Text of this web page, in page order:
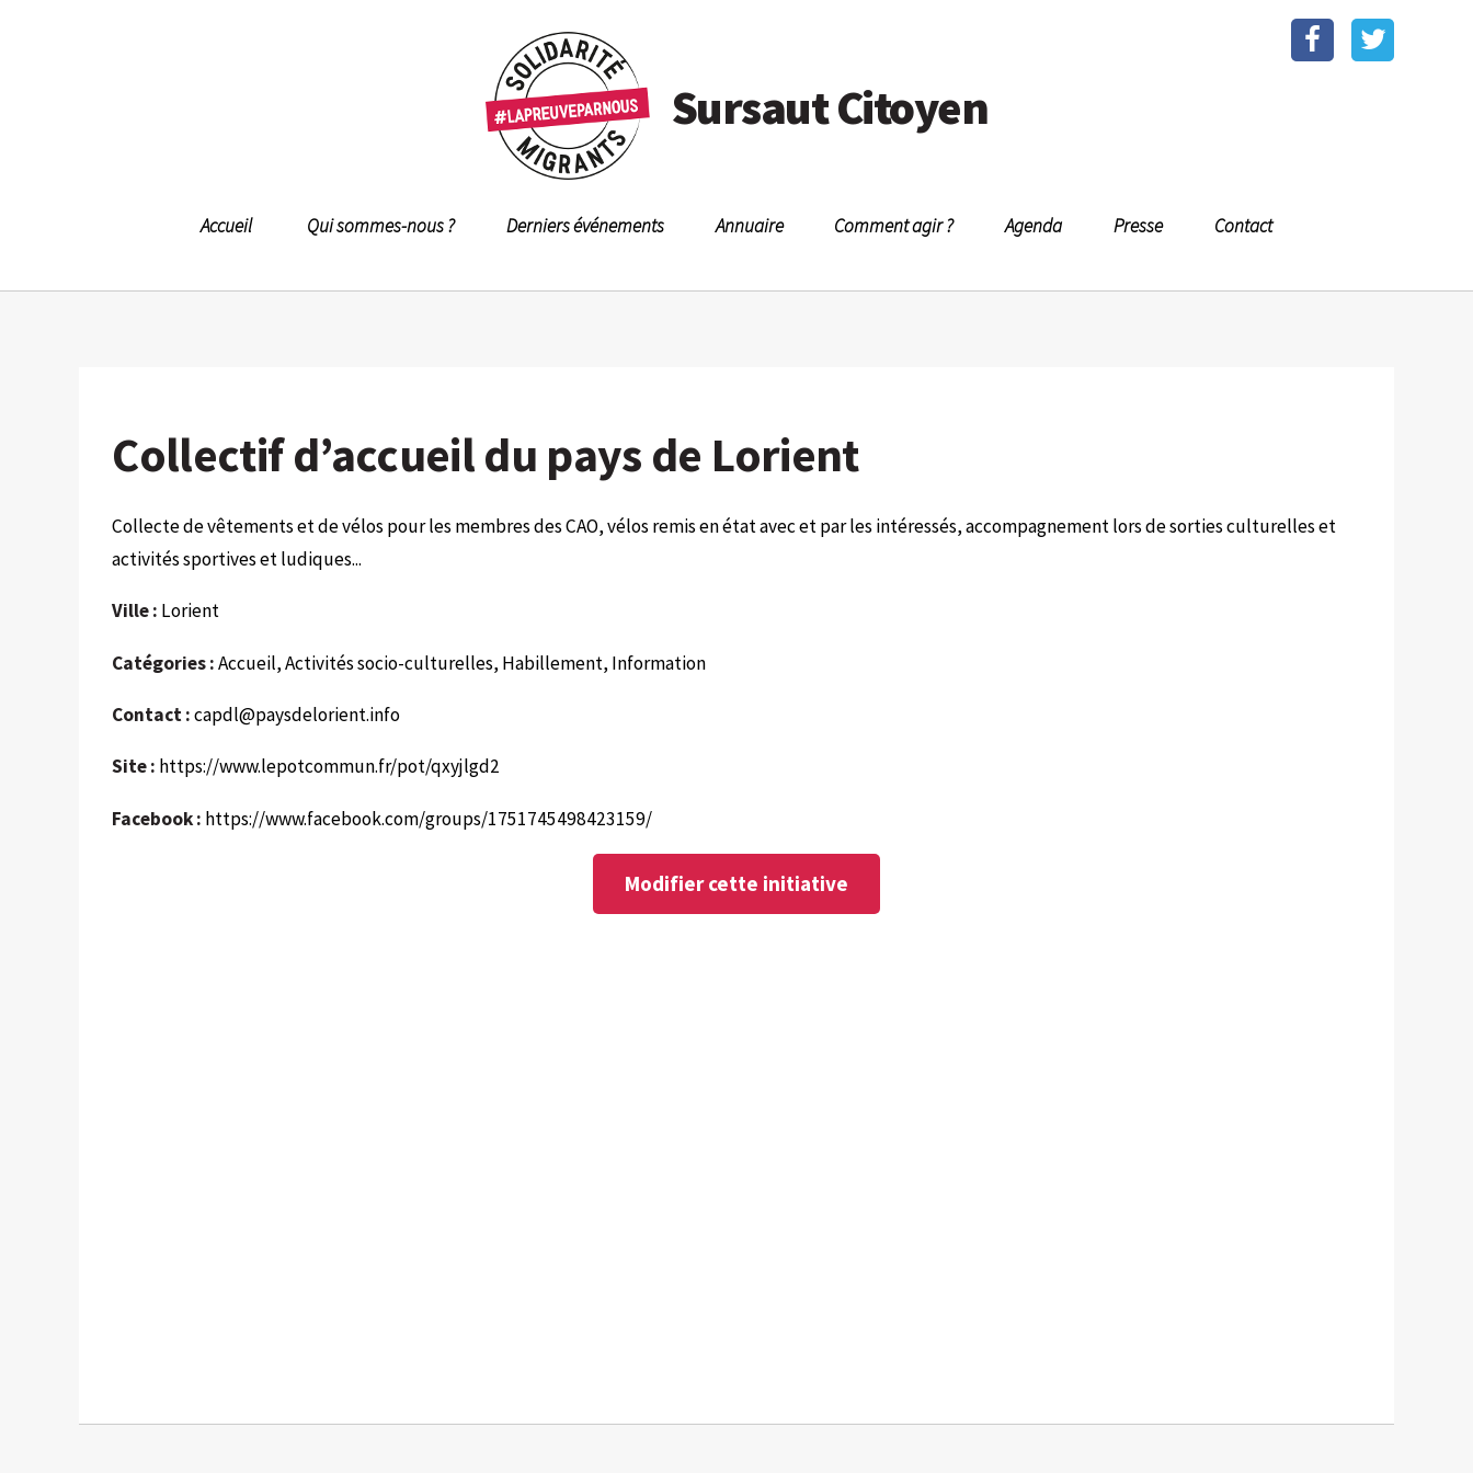
Sursaut Citoyen
Accueil Qui sommes-nous ? Derniers événements Annuaire Comment agir ? Agenda Presse Contact
Collectif d’accueil du pays de Lorient
Collecte de vêtements et de vélos pour les membres des CAO, vélos remis en état avec et par les intéressés, accompagnement lors de sorties culturelles et
activités sportives et ludiques...
Ville : Lorient
Catégories :Accueil, Activités socio-culturelles, Habillement, Information
Contact :capdl@paysdelorient.info
Site : https://www.lepotcommun.fr/pot/qxyjlgd2
Facebook : https://www.facebook.com/groups/1751745498423159/
Modifier cette initiative